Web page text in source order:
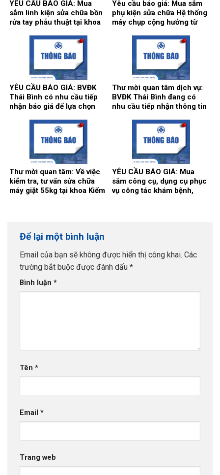
YÊU CẦU BÁO GIÁ: Mua
sắm linh kiện sửa chữa bồn
rửa tay phẫu thuật tại khoa
sức tích cực – Chống độc.
Yêu cầu báo giá: Mua sắm
phụ kiện sửa chữa Hệ thống
máy chụp cộng hưởng từ
Siemens tại Trung tâm
Chẩn đoán hình ảnh và Điện
quang can thiệp.
YÊU CẦU BÁO GIÁ: BVĐK
Thái Bình có nhu cầu tiếp
nhận báo giá để lựa chọn
hoạt động của Nhà thuốc
Bệnh viện bổ sung năm
Thư mời quan tâm dịch vụ:
BVĐK Thái Bình đang có
nhu cầu tiếp nhận thông tin
năng, kỹ thuật, tiêu chuẩn
chất lượng và giá kế hoạch
của gói thầy cung cấp phần
mềm tổng thể Bệnh viện.
Thư mời quan tâm: Về việc
kiểm tra, tư vấn sửa chữa
máy giặt 55kg tại khoa Kiểm
YÊU CẦU BÁO GIÁ: Mua
sắm công cụ, dụng cụ phục
vụ công tác khám bệnh,
Để lại một bình luận
Email của bạn sẽ không được hiển thị công khai. Các
trường bắt buộc được đánh dấu *
Bình luận *
Tên *
Email *
Trang web